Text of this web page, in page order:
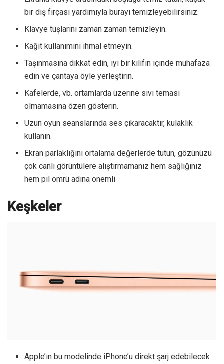
bir diş fırçası yardımıyla burayı temizleyebilirsiniz.
Klavye tuşlarını zaman zaman temizleyin.
Kağıt kullanımını ihmal etmeyin.
Taşınmasına dikkat edin, iyi bir kılıfın içinde muhafaza
edin ve çantaya öyle yerleştirin.
Kafelerde, vb. ortamlarda üzerine sıvı teması
olmamasına özen gösterin.
Uzun oyun seanslarında ses çıkaracaktır, kulaklık
kullanın.
Ekran parlaklığını ortalama değerlerde tutun, gözünüzü
çok canlı görüntülere alıştırmamanız hem sağlığınız
hem pil ömrü adına önemli
Keşkeler
Apple’ın bu modelinde iPhone’u direkt şarj edebilecek